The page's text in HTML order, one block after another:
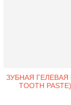
ЗУБНАЯ ГЕЛЕВАЯ
TOOTH